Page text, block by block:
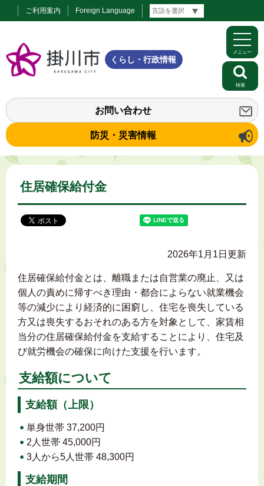
ご利用案内 Foreign Language
くらし・行政情報
お問い合わせ
防災・災害情報
メニュー
検索
住居確保給付金
2026年1月1日更新
住居確保給付金とは、離職または自営業の廃止、又は
個人の責めに帰すべき理由・都合によらない就業機会
等の減少により経済的に困窮し、住宅を喪失している
方又は喪失するおそれのある方を対象として、家賃相
当分の住居確保給付金を支給することにより、住宅及
び就労機会の確保に向けた支援を行います。
支給額について
支給額（上限）
単身世帯 37,200円
2人世帯 45,000円
3人から5人世帯 48,300円
支給期間